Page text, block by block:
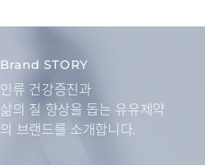
Brand STORY
인류 건강증진과
삶의 질 향상을 돕는 유유제약
의 브랜드를 소개합니다.